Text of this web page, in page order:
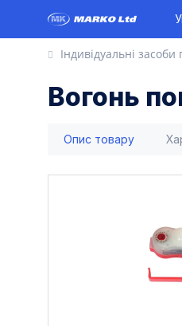
Індивідуальні
Вогонь
Опис товару